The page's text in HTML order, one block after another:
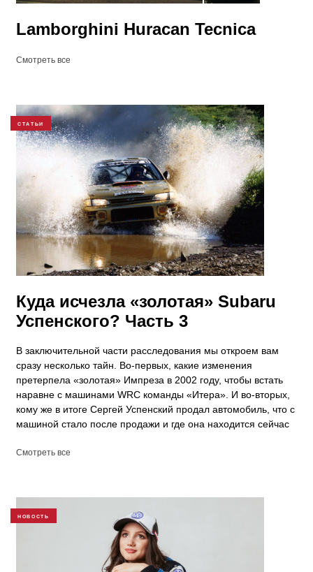
Lamborghini Huracan Tecnica
Смотреть все
СТАТЬИ
​Куда исчезла «золотая» Subaru
Успенского? Часть 3
В заключительной части расследования мы откроем вам
сразу несколько тайн. Во-первых, какие изменения
претерпела «золотая» Импреза в 2002 году, чтобы встать
наравне с машинами WRC команды «Итера». И во-вторых,
кому же в итоге Сергей Успенский продал автомобиль, что с
машиной стало после продажи и где она находится сейчас
Смотреть все
НОВОСТЬ